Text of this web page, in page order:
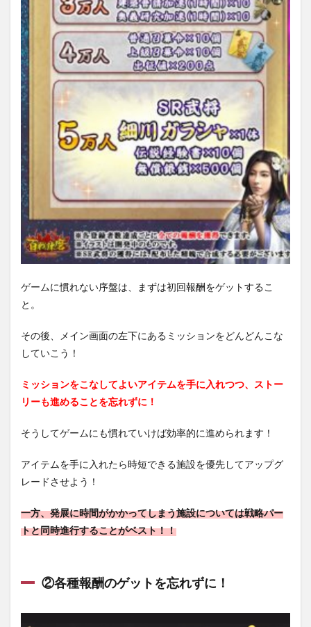
ゲームに慣れない序盤は、まずは初回報酬をゲットするこ
と。
その後、メイン画面の左下にあるミッションをどんどんこな
していこう！
ミッションをこなしてよいアイテムを手に入れつつ、ストー
リーも進めることを忘れずに！
そうしてゲームにも慣れていけば効率的に進められます！
アイテムを手に入れたら時短できる施設を優先してアップグ
レードさせよう！
一方、発展に時間がかかってしまう施設については戦略パー
トと同時進行することがベスト！！
②各種報酬のゲットを忘れずに！